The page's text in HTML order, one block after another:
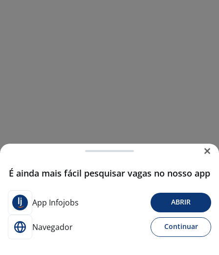
É ainda mais fácil pesquisar vagas no nosso app
App Infojobs ABRIR
Navegador Continuar